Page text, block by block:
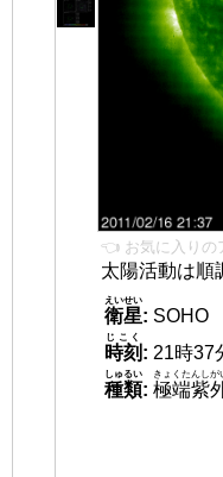
👈 お気に入りの
太陽活動は順
衛星
えいせい
: SOHO
時刻
じこく
: 21時37
種類
しゅるい
: 極端紫
きょくたんしが